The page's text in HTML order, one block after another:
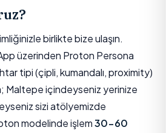
birlikte bize ulaşın.
üzerinden Proton Persona
tipi (çipli, kumandalı, proximity)
Maltepe içindeyseniz yerinize
sizi atölyemizde
modelinde işlem30-60